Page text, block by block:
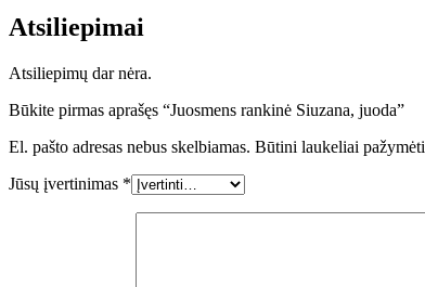
Atsiliepimai
Atsiliepimų dar nėra.
Būkite pirmas aprašęs “Juosmens rankinė Siuzana, juoda”
El. pašto adresas nebus skelbiamas. Būtini laukeliai pažymėti
Jūsų įvertinimas *